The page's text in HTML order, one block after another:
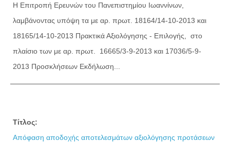
Η Επιτροπή Ερευνών του Πανεπιστημίου Ιωαννίνων,
λαμβάνοντας υπόψη τα με αρ. πρωτ. 18164/14-10-2013 και
18165/14-10-2013 Πρακτικά Αξιολόγησης - Επιλογής, στο
πλαίσιο των με αρ. πρωτ. 16665/3-9-2013 και 17036/5-9-
2013 Προσκλήσεων Εκδήλωση...
Τίτλος:
Απόφαση αποδοχής αποτελεσμάτων αξιολόγησης προτάσεων